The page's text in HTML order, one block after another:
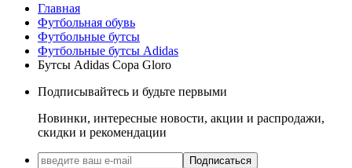
Главная
Футбольная обувь
Футбольные бутсы
Футбольные бутсы Adidas
Бутсы Adidas Copa Gloro
Подписывайтесь и будьте первыми
Новинки, интересные новости, акции и распродажи,
скидки и рекомендации
Подписаться